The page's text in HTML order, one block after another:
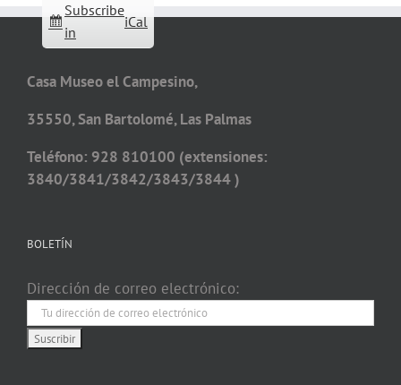
Subscribe
in
iCal
Casa Museo el Campesino,
35550, San Bartolomé, Las Palmas
Teléfono: 928 810100 (extensiones:
3840/3841/3842/3843/3844 )
BOLETÍN
Dirección de correo electrónico: